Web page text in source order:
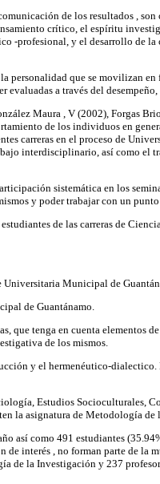
de los resultados , son
crítico, el espíritu
-profesional, y el desarrollo de
personalidad que se movilizan
a través del
Maura , V (2002), Forgas
de los individuos en
carreras en el proceso de
interdisciplinario, así como
sistemática en los
y poder trabajar con un
de las carreras de
Universitaria Municipal de
de Guantánamo.
que tenga en cuenta
de los mismos.
y el hermenéutico-
Estudios
asignatura de Metodología de
así como 491 estudiantes
interés , no forman parte de la
la Investigación y 237